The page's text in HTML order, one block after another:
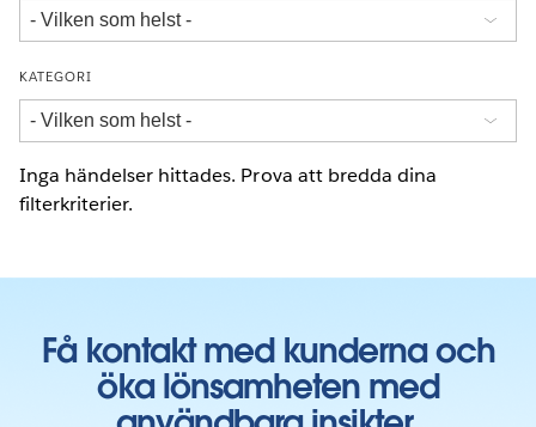
KATEGORI
Inga händelser hittades. Prova att bredda dina
filterkriterier.
Få kontakt med kunderna och
öka lönsamheten med